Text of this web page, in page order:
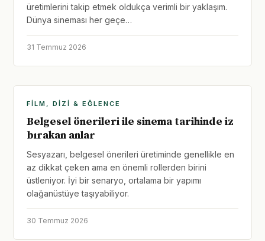
üretimlerini takip etmek oldukça verimli bir yaklaşım.
Dünya sineması her geçe…
31 Temmuz 2026
FILM, DIZI & EĞLENCE
Belgesel önerileri ile sinema tarihinde iz
bırakan anlar
Sesyazarı, belgesel önerileri üretiminde genellikle en
az dikkat çeken ama en önemli rollerden birini
üstleniyor. İyi bir senaryo, ortalama bir yapımı
olağanüstüye taşıyabiliyor.
30 Temmuz 2026